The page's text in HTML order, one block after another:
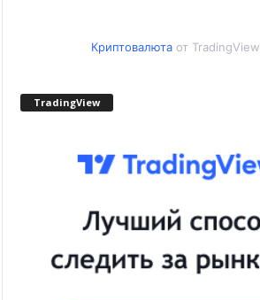
Криптовалютаот TradingView
TradingView